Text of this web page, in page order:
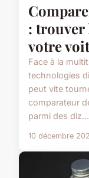
: trouver
votre
Face à la
technologies
peut vite
comparateur
parmi des diz...
10 décembre